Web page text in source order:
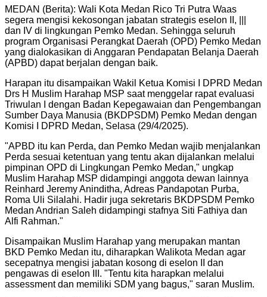
MEDAN (Berita): Wali Kota Medan Rico Tri Putra Waas
segera mengisi kekosongan jabatan strategis eselon II, |||
dan IV di lingkungan Pemko Medan. Sehingga seluruh
program Organisasi Perangkat Daerah (OPD) Pemko Medan
yang dialokasikan di Anggaran Pendapatan Belanja Daerah
(APBD) dapat berjalan dengan baik.
Harapan itu disampaikan Wakil Ketua Komisi I DPRD Medan
Drs H Muslim Harahap MSP saat menggelar rapat evaluasi
Triwulan I dengan Badan Kepegawaian dan Pengembangan
Sumber Daya Manusia (BKDPSDM) Pemko Medan dengan
Komisi I DPRD Medan, Selasa (29/4/2025).
"APBD itu kan Perda, dan Pemko Medan wajib menjalankan
Perda sesuai ketentuan yang tentu akan dijalankan melalui
pimpinan OPD di Lingkungan Pemko Medan," ungkap
Muslim Harahap MSP didampingi anggota dewan lainnya
Reinhard Jeremy Aninditha, Adreas Pandapotan Purba,
Roma Uli Silalahi. Hadir juga sekretaris BKDPSDM Pemko
Medan Andrian Saleh didampingi stafnya Siti Fathiya dan
Alfi Rahman."
Disampaikan Muslim Harahap yang merupakan mantan
BKD Pemko Medan itu, diharapkan Walikota Medan agar
secepatnya mengisi jabatan kosong di eselon II dan
pengawas di eselon III. "Tentu kita harapkan melalui
assessment dan memiliki SDM yang bagus," saran Muslim.